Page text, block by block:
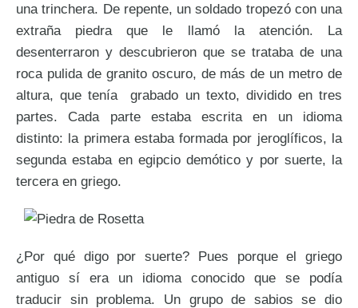
una trinchera. De repente, un soldado tropezó con una
extraña piedra que le llamó la atención. La
desenterraron y descubrieron que se trataba de una
roca pulida de granito oscuro, de más de un metro de
altura, que tenía grabado un texto, dividido en tres
partes. Cada parte estaba escrita en un idioma
distinto: la primera estaba formada por jeroglíficos, la
segunda estaba en egipcio demótico y por suerte, la
tercera en griego.
¿Por qué digo por suerte? Pues porque el griego
antiguo sí era un idioma conocido que se podía
traducir sin problema. Un grupo de sabios se dio